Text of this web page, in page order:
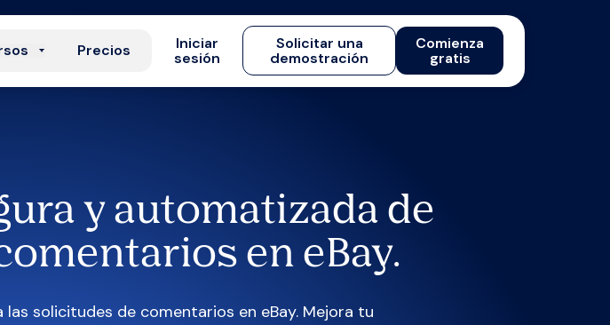
Precios
Iniciar
sesión
Solicitar una
demostración
Comienza
gratis
y automatizada de
en eBay.
solicitudes de comentarios en eBay. Mejora tu